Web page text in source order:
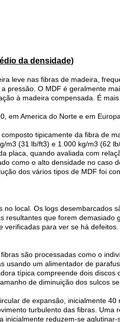
da densidade)
leve nas fibras de madeira,
pressão. O MDF é geralmente
à madeira compensada. É
em America do Norte e em Europa.
tipicamente da fibra de
m3 (31 lb/ft3) e 1.000 kg/m3 (62
placa, quando avaliada com
como o alto densidade no caso
dos vários tipos de MDF foi
local. Os logs desembarcados
resultantes que forem demasiado
para ver se há
são processadas como o
usando um alimentador de
típica compreende dois discos
de diminuição dos sulcos
de expansão, inicialmente 40
turbulento das fibras. Uma
reduzem-se aglutinar-